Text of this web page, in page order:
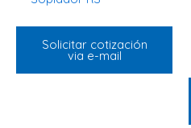
Solicitar cotización
via e-mail